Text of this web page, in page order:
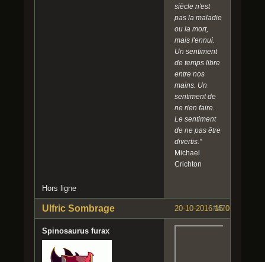
siècle n'est
pas la maladie
ou la mort,
mais l'ennui.
Un sentiment
de temps libre
entre nos
mains. Un
sentiment de
ne rien faire.
Le sentiment
de ne pas être
divertis."
Michael
Crichton
Hors ligne
#47
20-10-2016 15:06:15
Ulfric Sombrage
Spinosaurus furax